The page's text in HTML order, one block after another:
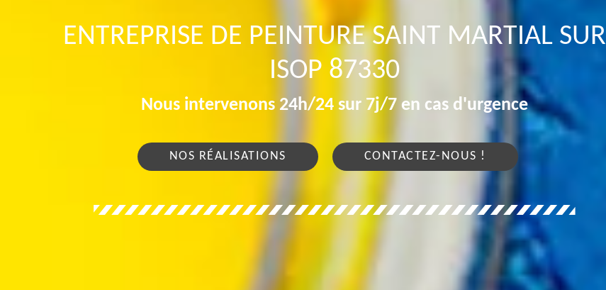
ENTREPRISE DE PEINTURE SAINT MARTIAL SUR
ISOP 87330
Nous intervenons 24h/24 sur 7j/7 en cas d'urgence
NOS RÉALISATIONS CONTACTEZ-NOUS !